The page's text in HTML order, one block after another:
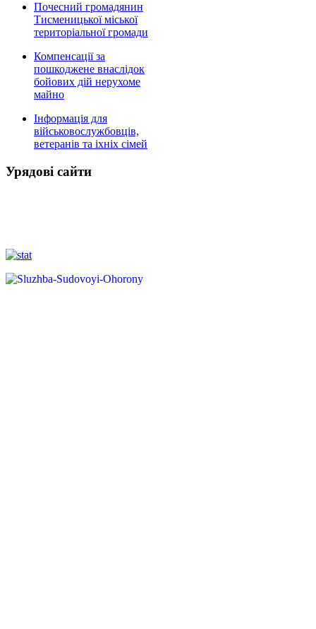
Почесний громадянин
Тисменицької міської
територіальної громади
Компенсації за
пошкоджене внаслідок
бойових дій нерухоме
майно
Інформація для
військовослужбовців,
ветеранів та іхніх сімей
Урядові сайти